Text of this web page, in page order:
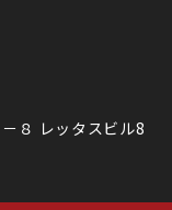
８ レッタスビル8